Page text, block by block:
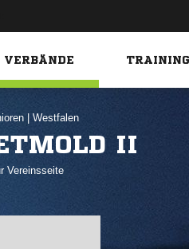
Westfalen
II
Vereinsseite